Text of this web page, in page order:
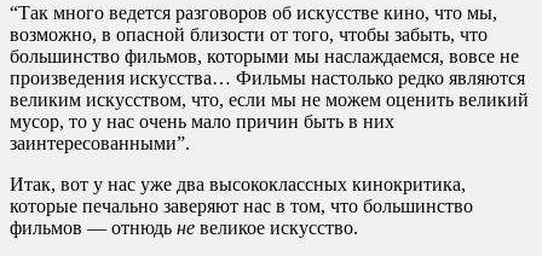
“Так много ведется разговоров об искусстве кино, что мы,
возможно, в опасной близости от того, чтобы забыть, что
большинство фильмов, которыми мы наслаждаемся, вовсе не
произведения искусства… Фильмы настолько редко являются
великим искусством, что, если мы не можем оценить великий
мусор, то у нас очень мало причин быть в них
заинтересованными”.
Итак, вот у нас уже два высококлассных кинокритика,
которые печально заверяют нас в том, что большинство
фильмов — отнюдь не великое искусство.